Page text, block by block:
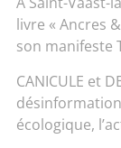
livre « Ancres
son manifeste
CANICULE et
écologique,